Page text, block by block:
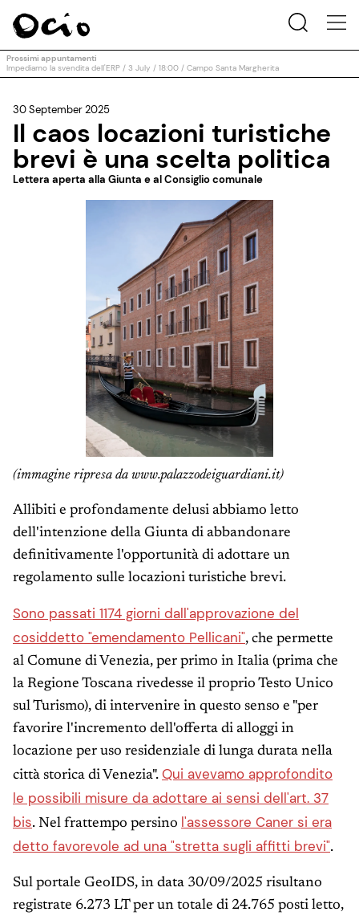
Prossimi appuntamenti
Impediamo la svendita dell'ERP / 3 July / 18:00 / Campo Santa Margherita
30 September 2025
Il caos locazioni turistiche
brevi è una scelta politica
Lettera aperta alla Giunta e al Consiglio comunale
(immagine ripresa da www.palazzodeiguardiani.it)
Allibiti e profondamente delusi abbiamo letto
dell'intenzione della Giunta di abbandonare
definitivamente l'opportunità di adottare un
regolamento sulle locazioni turistiche brevi.
Sono passati 1174 giorni dall'approvazione del
cosiddetto "emendamento Pellicani", che permette
al Comune di Venezia, per primo in Italia (prima che
la Regione Toscana rivedesse il proprio Testo Unico
sul Turismo), di intervenire in questo senso e "per
favorire l'incremento dell'offerta di alloggi in
locazione per uso residenziale di lunga durata nella
città storica di Venezia". Qui avevamo approfondito
le possibili misure da adottare ai sensi dell'art. 37
bis. Nel frattempo persino l'assessore Caner si era
detto favorevole ad una "stretta sugli affitti brevi".
Sul portale GeoIDS, in data 30/09/2025 risultano
registrate 6.273 LT per un totale di 24.765 posti letto,